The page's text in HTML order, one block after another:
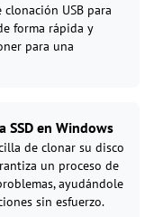
USB para
forma rápida y
para una
SSD en Windows
de clonar su disco
un proceso de
ayudándole
sin esfuerzo.